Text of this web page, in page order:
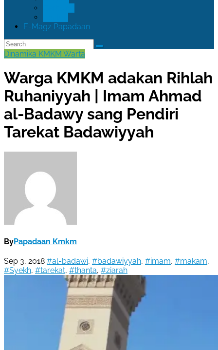
E-Magz Papadaan
Dinamika KMKM Warta
Warga KMKM adakan Rihlah
Ruhaniyyah | Imam Ahmad
al-Badawy sang Pendiri
Tarekat Badawiyyah
ByPapadaan Kmkm
Sep 3, 2018 #al-badawi, #badawiyyah, #imam, #makam,
#Syekh, #tarekat, #thanta, #ziarah